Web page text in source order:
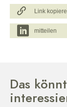
Link
mitteilen
Das